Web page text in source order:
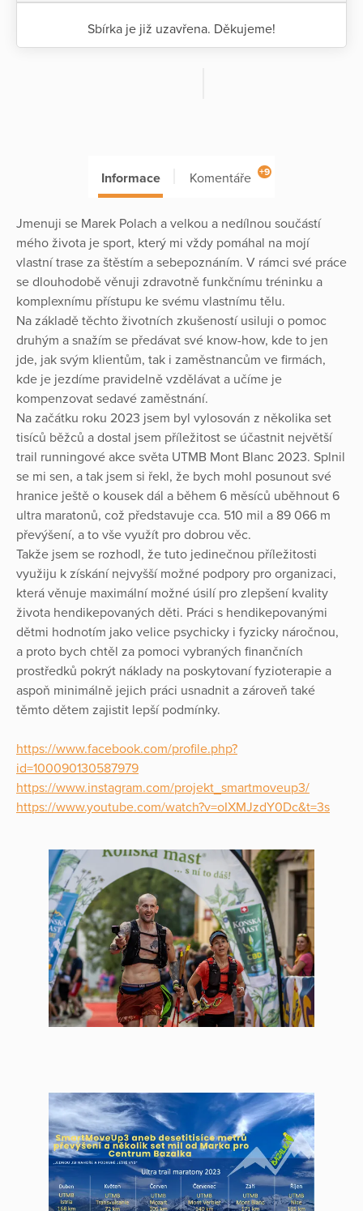
Sbírka je již uzavřena. Děkujeme!
Informace Komentáře +9
Jmenuji se Marek Polach a velkou a nedílnou součástí
mého života je sport, který mi vždy pomáhal na mojí
vlastní trase za štěstím a sebepoznáním. V rámci své práce
se dlouhodobě věnuji zdravotně funkčnímu tréninku a
komplexnímu přístupu ke svému vlastnímu tělu.
Na základě těchto životních zkušeností usiluji o pomoc
druhým a snažím se předávat své know-how, kde to jen
jde, jak svým klientům, tak i zaměstnancům ve firmách,
kde je jezdíme pravidelně vzdělávat a učíme je
kompenzovat sedavé zaměstnání.
Na začátku roku 2023 jsem byl vylosován z několika set
tisíců běžců a dostal jsem příležitost se účastnit největší
trail runningové akce světa UTMB Mont Blanc 2023. Splnil
se mi sen, a tak jsem si řekl, že bych mohl posunout své
hranice ještě o kousek dál a během 6 měsíců uběhnout 6
ultra maratonů, což představuje cca. 510 mil a 89 066 m
převýšení, a to vše využít pro dobrou věc.
Takže jsem se rozhodl, že tuto jedinečnou příležitosti
využiju k získání nejvyšší možné podpory pro organizaci,
která věnuje maximální možné úsilí pro zlepšení kvality
života hendikepovaných děti. Práci s hendikepovanými
dětmi hodnotím jako velice psychicky i fyzicky náročnou,
a proto bych chtěl za pomoci vybraných finančních
prostředků pokrýt náklady na poskytovaní fyzioterapie a
aspoň minimálně jejich práci usnadnit a zároveň také
těmto dětem zajistit lepší podmínky.
https://www.facebook.com/profile.php?
id=100090130587979
https://www.instagram.com/projekt_smartmoveup3/
https://www.youtube.com/watch?v=oIXMJzdY0Dc&t=3s